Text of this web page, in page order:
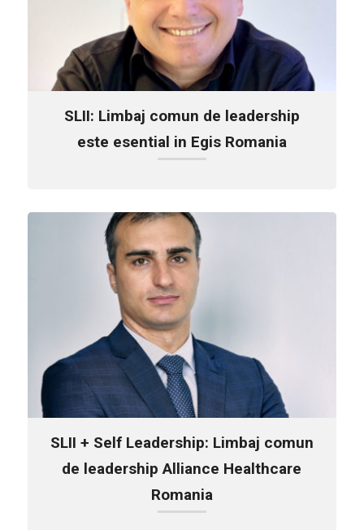
SLII: Limbaj comun de leadership
este esential in Egis Romania
SLII + Self Leadership: Limbaj comun
de leadership Alliance Healthcare
Romania